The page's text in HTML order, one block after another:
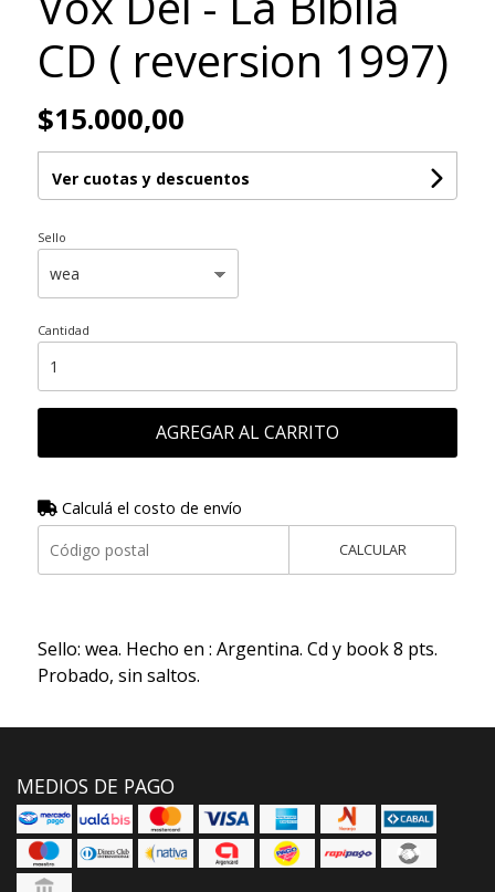
CD ( reversion 1997)
$15.000,00
Ver cuotas y descuentos
Sello
Cantidad
AGREGAR AL CARRITO
Calculá el costo de envío
CALCULAR
Sello: wea. Hecho en : Argentina. Cd y book 8 pts.
Probado, sin saltos.
MEDIOS DE PAGO